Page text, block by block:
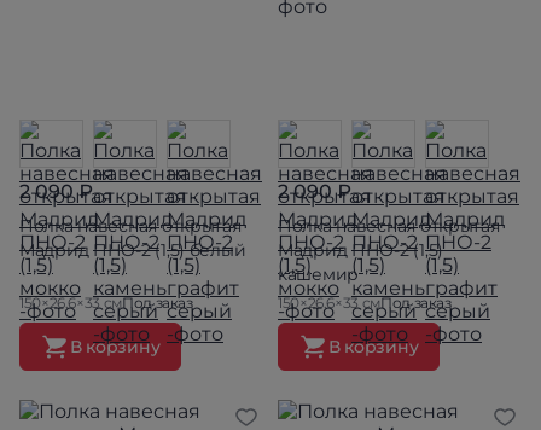
2 090 ₽
Полка навесная открытая
Мадрид ПНО-2 (1,5) белый
150×26.6×33 смПод заказ
В корзину
2 090 ₽
Полка навесная открытая
Мадрид ПНО-2 (1,5)
кашемир
150×26.6×33 смПод заказ
В корзину